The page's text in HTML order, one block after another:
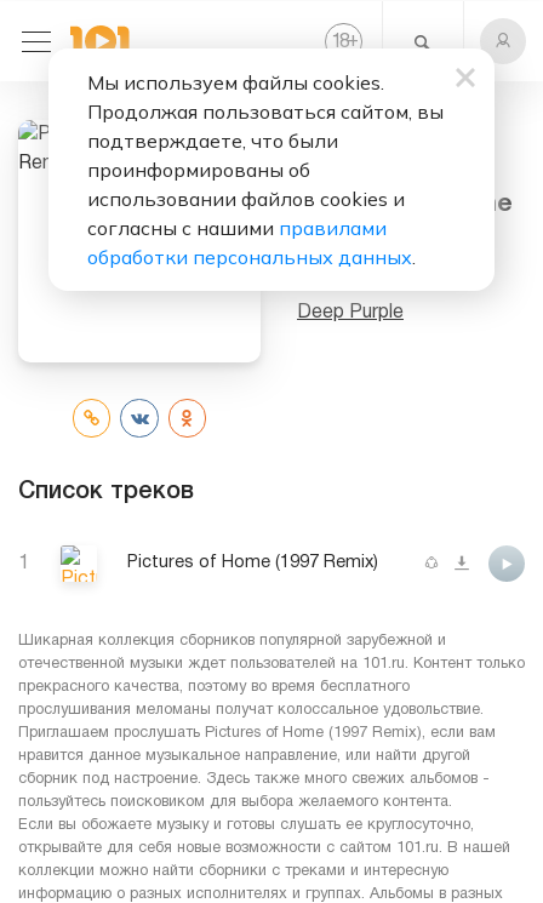
18+
Слушать бесплатно
Pictures of Home
(1997 Remix)
Deep Purple
Список треков
1 Pictures of Home (1997 Remix)
Шикарная коллекция сборников популярной зарубежной и
отечественной музыки ждет пользователей на 101.ru. Контент только
прекрасного качества, поэтому во время бесплатного
прослушивания меломаны получат колоссальное удовольствие.
Приглашаем прослушать Pictures of Home (1997 Remix), если вам
нравится данное музыкальное направление, или найти другой
сборник под настроение. Здесь также много свежих альбомов -
пользуйтесь поисковиком для выбора желаемого контента.
Если вы обожаете музыку и готовы слушать ее круглосуточно,
открывайте для себя новые возможности с сайтом 101.ru. В нашей
коллекции можно найти сборники с треками и интересную
информацию о разных исполнителях и группах. Альбомы в разных
Мы используем файлы cookies.
Продолжая пользоваться сайтом, вы
подтверждаете, что были
проинформированы об
использовании файлов cookies и
согласны с нашими правилами
обработки персональных данных.